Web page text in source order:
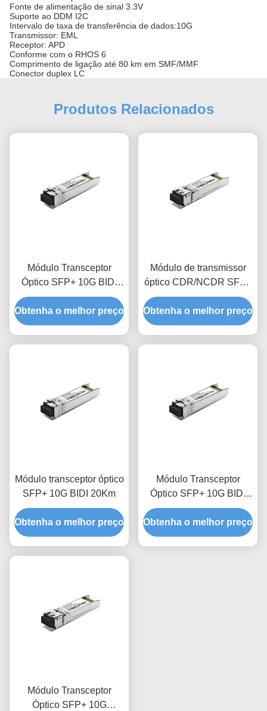
Fonte de alimentação de sinal 3.3V
Suporte ao DDM I2C
Intervalo de taxa de transferência de dados:10G
Transmissor: EML
Receptor: APD
Conforme com o RHOS 6
Comprimento de ligação até 80 km em SMF/MMF
Conector duplex LC
Produtos Relacionados
Módulo Transceptor
Óptico SFP+ 10G BIDI
80Km
Obtenha o melhor preço
Módulo de transmissor
óptico CDR/NCDR SFP+
10G CWDM de 40 km
Obtenha o melhor preço
Módulo transceptor óptico
SFP+ 10G BIDI 20Km
Obtenha o melhor preço
Módulo Transceptor
Óptico SFP+ 10G BIDI
10Km
Obtenha o melhor preço
Módulo Transceptor
Óptico SFP+ 10G